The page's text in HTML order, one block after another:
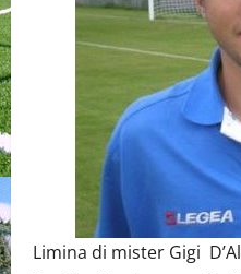
Limina di mister Gigi